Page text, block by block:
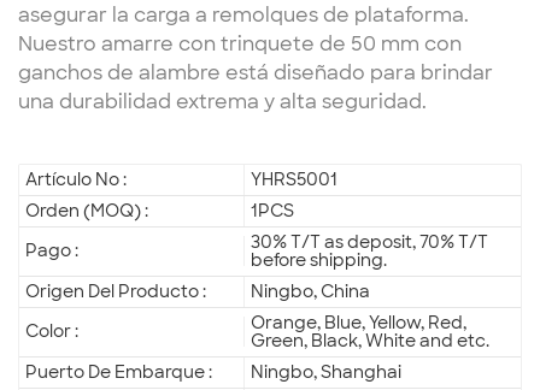
asegurar la carga a remolques de plataforma.
Nuestro amarre con trinquete de 50 mm con
ganchos de alambre está diseñado para brindar
una durabilidad extrema y alta seguridad.
Artículo No :
YHRS5001
Orden (MOQ) :
1PCS
Pago :
30% T/T as deposit, 70% T/T
before shipping.
Origen Del Producto :
Ningbo, China
Color :
Orange, Blue, Yellow, Red,
Green, Black, White and etc.
Puerto De Embarque :
Ningbo, Shanghai